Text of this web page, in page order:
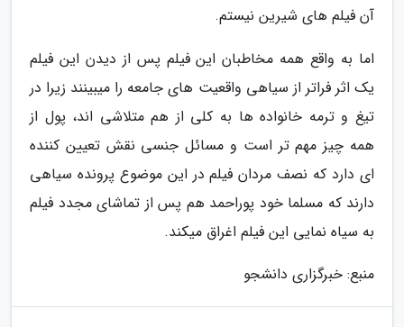
آن فیلم های شیرین نیستم.
اما به واقع همه مخاطبان این فیلم پس از دیدن این فیلم
یک اثر فراتر از سیاهی واقعیت های جامعه را میبینند زیرا در
تیغ و ترمه خانواده ها به کلی از هم متلاشی اند، پول از
همه چیز مهم تر است و مسائل جنسی نقش تعیین کننده
ای دارد که نصف مردان فیلم در این موضوع پرونده سیاهی
دارند که مسلما خود پوراحمد هم پس از تماشای مجدد فیلم
به سیاه نمایی این فیلم اغراق میکند.
منبع: خبرگزاری دانشجو